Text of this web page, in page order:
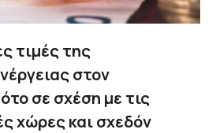
τιμές της
στον
σε σχέση με τις
χώρες και σχεδόν